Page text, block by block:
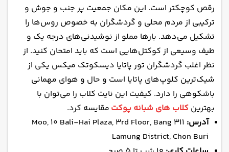
رقص کوچکتر است. این مکان جمعیت پر جنب و جوش و
ترکیبی از مردم محلی و گردشگران به خصوص روس‌ها را
تشکیل می‌دهد. بارها مملو از نوشیدنی‌های درجه یک و
طیف وسیعی از کوکتل‌هایی است که باید امتحان کنید. از
نظر اغلب گردشگران تور پاتایا دیسکوتک میکس یکی از
شیک‌ترین کلوپ‌های پاتایا است و حال و هوای مهمانی
باشکوهی را دارد. کیفیت این نایت کلاب را می‌توان با
بهترین کلاب های شبانه پوکت مقایسه کرد.
آدرس:
311 Moo, 10 Bali-Hai Plaza, 3rd Floor, Bang
Lamung District, Chon Buri